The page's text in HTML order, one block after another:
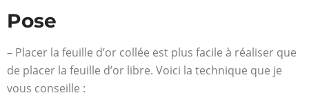
Pose
– Placer la feuille d’or collée est plus facile à réaliser que
de placer la feuille d’or libre. Voici la technique que je
vous conseille :